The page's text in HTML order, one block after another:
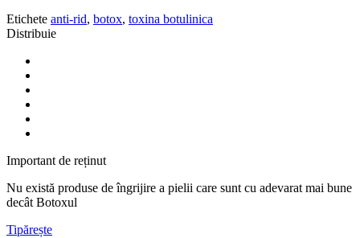
Etichete anti-rid, botox, toxina botulinica
Distribuie
Important de reținut
Nu există produse de îngrijire a pielii care sunt cu adevarat mai bune
decât Botoxul
Tipărește